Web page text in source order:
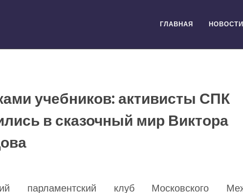
ГЛАВНАЯ НОВОСТИ
учебников: активисты СПК
в сказочный мир Виктора
парламентский клуб Московского